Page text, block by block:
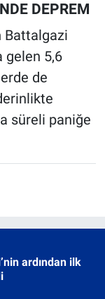
DEPREM
Battalgazi
gelen 5,6
de
süreli paniğe
ardından ilk